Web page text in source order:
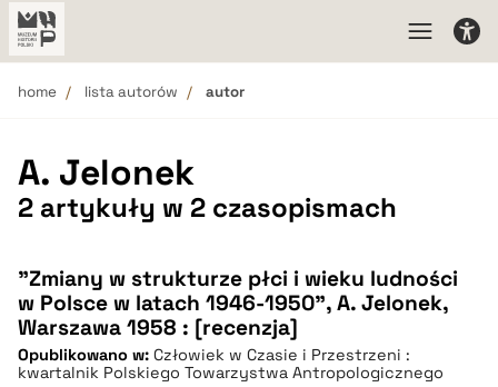
home lista autorów autor
A. Jelonek
2 artykuły w 2 czasopismach
"Zmiany w strukturze płci i wieku ludności
w Polsce w latach 1946-1950", A. Jelonek,
Warszawa 1958 : [recenzja]
Opublikowano w: Człowiek w Czasie i Przestrzeni :
kwartalnik Polskiego Towarzystwa Antropologicznego